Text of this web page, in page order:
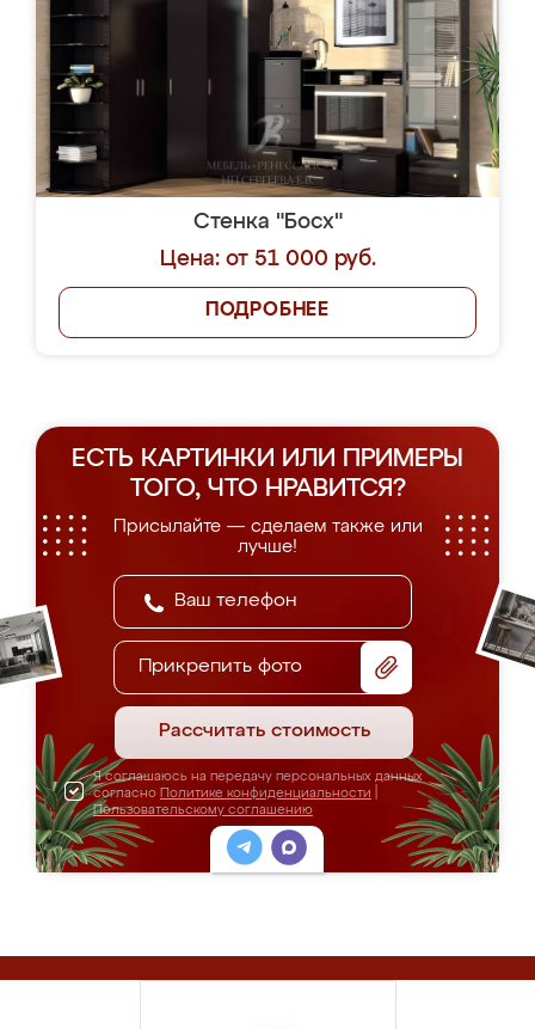
Стенка "Босх"
Цена: от 51 000 руб.
ПОДРОБНЕЕ
ЕСТЬ КАРТИНКИ ИЛИ ПРИМЕРЫ
ТОГО, ЧТО НРАВИТСЯ?
Присылайте — сделаем также или
лучше!
Прикрепить фото
Рассчитать стоимость
Я соглашаюсь на передачу персональных данных
согласно Политике конфиденциальности
Пользовательскому соглашению